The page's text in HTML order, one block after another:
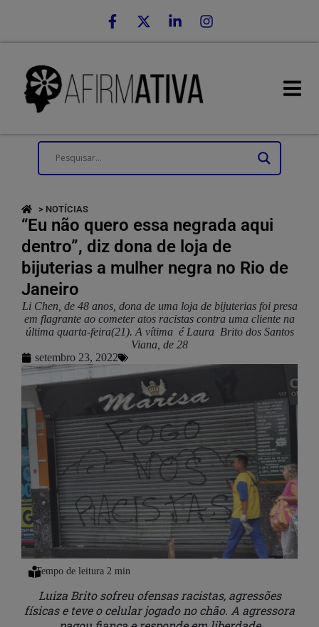
> NOTÍCIAS
“Eu não quero essa negrada aqui
dentro”, diz dona de loja de
bijuterias a mulher negra no Rio de
Janeiro
Li Chen, de 48 anos, dona de uma loja de bijuterias foi presa
em flagrante ao cometer atos racistas contra uma cliente na
última quarta-feira(21). A vítima é Laura Brito dos Santos
Viana, de 28
setembro 23, 2022
Luiza Brito sofreu ofensas racistas, agressões
físicas e teve o celular jogado no chão. A agressora